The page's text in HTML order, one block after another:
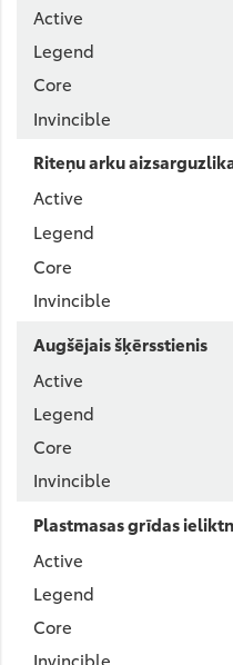
Riteņu arku
Augšējais šķērsstienis
Plastmasas grīdas